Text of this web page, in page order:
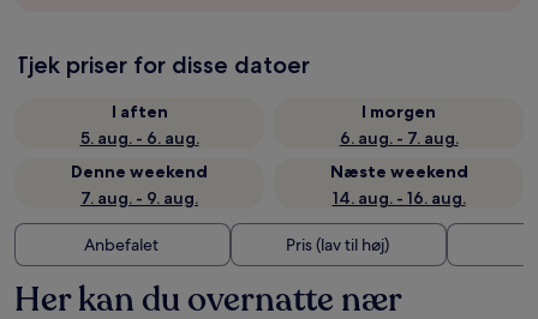
Tjek priser for disse datoer
I aften
5. aug. - 6. aug.
I morgen
6. aug. - 7. aug.
Denne weekend
7. aug. - 9. aug.
Næste weekend
14. aug. - 16. aug.
Anbefalet Pris (lav til høj)
Her kan du overnatte nær